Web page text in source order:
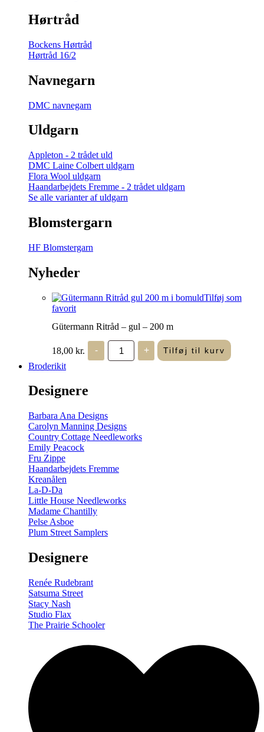
Hørtråd
Bockens Hørtråd
Hørtråd 16/2
Navnegarn
DMC navnegarn
Uldgarn
Appleton - 2 trådet uld
DMC Laine Colbert uldgarn
Flora Wool uldgarn
Haandarbejdets Fremme - 2 trådet uldgarn
Se alle varianter af uldgarn
Blomstergarn
HF Blomstergarn
Nyheder
Tilføj som
favorit
Gütermann Ritråd – gul – 200 m
18,00 kr. -
Gütermann
Ritråd
-
+ Tilføj til kurv
Broderikit
Designere
Barbara Ana Designs
Carolyn Manning Designs
Country Cottage Needleworks
Emily Peacock
Fru Zippe
Haandarbejdets Fremme
Kreanålen
La-D-Da
Little House Needleworks
Madame Chantilly
Pelse Asboe
Plum Street Samplers
Designere
Renée Rudebrant
Satsuma Street
Stacy Nash
Studio Flax
The Prairie Schooler